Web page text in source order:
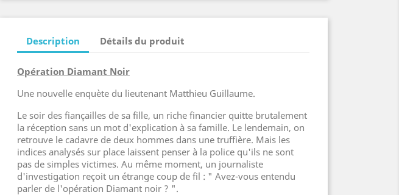
Description Détails du produit
Opération Diamant Noir
Une nouvelle enquète du lieutenant Matthieu Guillaume.
Le soir des fiançailles de sa fille, un riche financier quitte brutalement
la réception sans un mot d'explication à sa famille. Le lendemain, on
retrouve le cadavre de deux hommes dans une truffière. Mais les
indices analysés sur place laissent penser à la police qu'ils ne sont
pas de simples victimes. Au même moment, un journaliste
d'investigation reçoit un étrange coup de fil : " Avez-vous entendu
parler de l'opération Diamant noir ? ".